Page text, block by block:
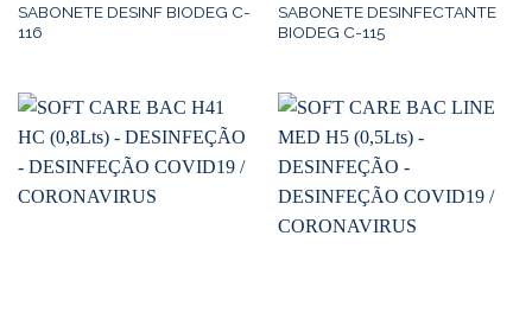
SABONETE DESINF BIODEG C-
116
SABONETE DESINFECTANTE
BIODEG C-115